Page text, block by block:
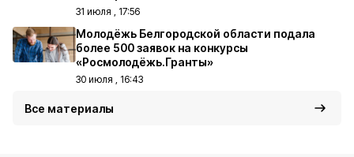
31 июля , 17:56
Молодёжь Белгородской области подала
более 500 заявок на конкурсы
«Росмолодёжь.Гранты»
30 июля , 16:43
Все материалы